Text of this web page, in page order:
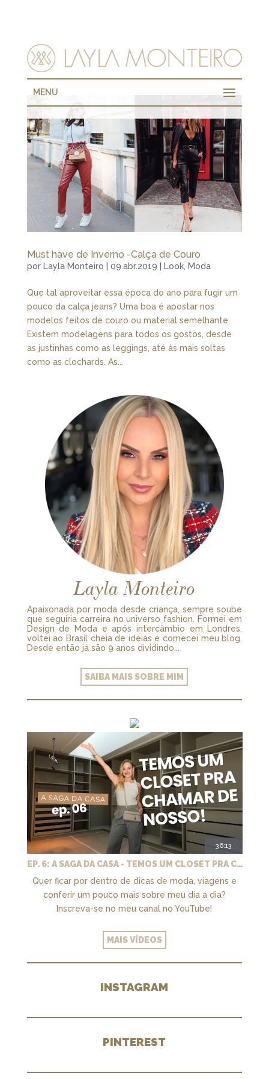
MENU
Must have de Inverno -Calça de Couro
por Layla Monteiro 09.abr.2019 Look, Moda
Que tal aproveitar essa época do ano para fugir um
pouco da calça jeans? Uma boa é apostar nos
modelos feitos de couro ou material semelhante.
Existem modelagens para todos os gostos, desde
as justinhas como as leggings, até às mais soltas
como as clochards. As...
Layla Monteiro
Apaixonada por moda desde criança, sempre soube
que seguiria carreira no universo fashion. Formei em
Design de Moda e após intercâmbio em Londres,
voltei ao Brasil cheia de ideias e comecei meu blog.
Desde então já são 9 anos dividindo...
SAIBA MAIS SOBRE MIM
36:13
EP. 6: A SAGA DA CASA - TEMOS UM CLOSET PRA CHAMAR DE NOSSO + MARCENARIA E PAISAGISMO
Quer ficar por dentro de dicas de moda, viagens e
conferir um pouco mais sobre meu dia a dia?
Inscreva-se no meu canal no YouTube!
MAIS VÍDEOS
INSTAGRAM
PINTEREST